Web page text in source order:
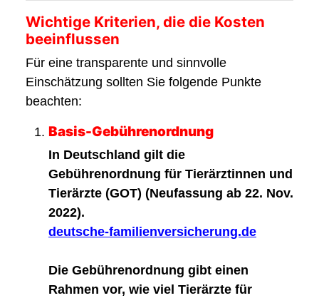
Wichtige Kriterien, die die Kosten
beeinflussen
Für eine transparente und sinnvolle
Einschätzung sollten Sie folgende Punkte
beachten:
Basis-Gebührenordnung
In Deutschland gilt die
Gebührenordnung für Tierärztinnen und
Tierärzte (GOT) (Neufassung ab 22. Nov.
2022).
deutsche-familienversicherung.de
Die Gebührenordnung gibt einen
Rahmen vor, wie viel Tierärzte für